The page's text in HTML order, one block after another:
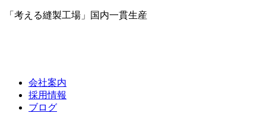
「考える縫製工場」国内一貫生産
会社案内
採用情報
ブログ